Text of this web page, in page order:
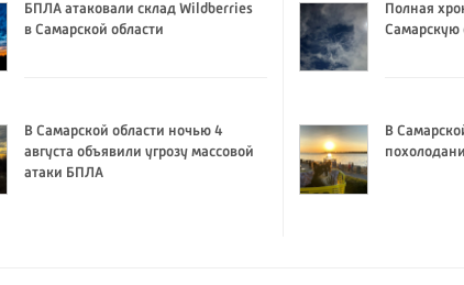
БПЛА атаковали склад Wildberries
в Самарской области
В Самарской области ночью 4
августа объявили угрозу массовой
атаки БПЛА
Полная
Самарскую
В